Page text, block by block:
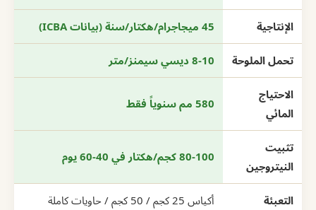
الإنتاجية 45 ميجاجرام/هكتار/سنة (بيانات ICBA)
تحمل الملوحة 8-10 ديسي سيمنز/متر
الاحتياج
المائي
580 مم سنوياً فقط
تثبيت
النيتروجين
80-100 كجم/هكتار في 40-60 يوم
التعبئة أكياس 25 كجم / 50 كجم / حاويات كاملة